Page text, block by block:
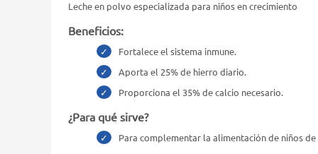
Leche en polvo especializada para niños en crecimiento
Beneficios:
Fortalece el sistema inmune.
Aporta el 25% de hierro diario.
Proporciona el 35% de calcio necesario.
¿Para qué sirve?
Para complementar la alimentación de niños de